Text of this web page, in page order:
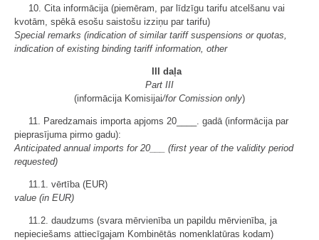
10. Cita informācija (piemēram, par līdzīgu tarifu atcelšanu vai
kvotām, spēkā esošu saistošu izziņu par tarifu)
Special remarks (indication of similar tariff suspensions or quotas,
indication of existing binding tariff information, other
III daļa
Part III
(informācija Komisijai/for Comission only)
11. Paredzamais importa apjoms 20____. gadā (informācija par
pieprasījuma pirmo gadu):
Anticipated annual imports for 20___ (first year of the validity period
requested)
11.1. vērtība (EUR)
value (in EUR)
11.2. daudzums (svara mērvienība un papildu mērvienība, ja
nepieciešams attiecīgajam Kombinētās nomenklatūras kodam)